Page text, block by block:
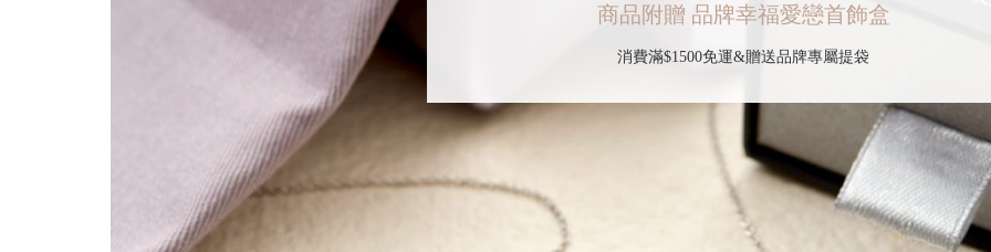
商品附贈 品牌幸福愛戀首飾盒
消費滿$1500免運&贈送品牌專屬提袋